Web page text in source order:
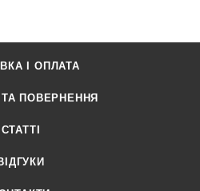
І ОПЛАТА
ТА ПОВЕРНЕННЯ
СТАТТІ